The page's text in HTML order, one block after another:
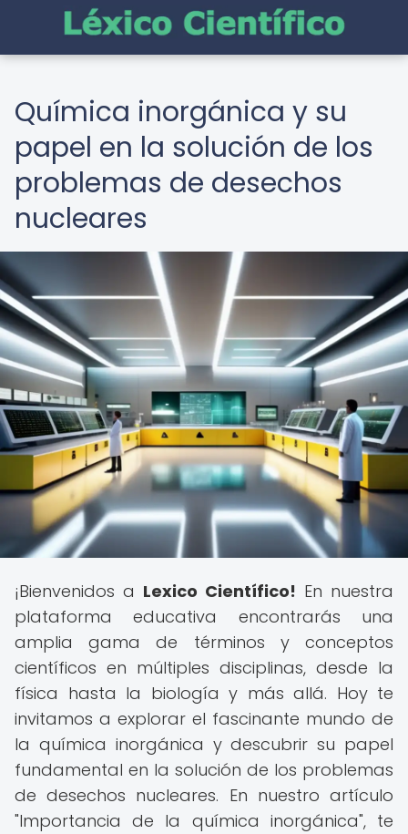
Química inorgánica y su
papel en la solución de los
problemas de desechos
nucleares
¡Bienvenidos a Lexico Científico! En nuestra
plataforma educativa encontrarás una
amplia gama de términos y conceptos
científicos en múltiples disciplinas, desde la
física hasta la biología y más allá. Hoy te
invitamos a explorar el fascinante mundo de
la química inorgánica y descubrir su papel
fundamental en la solución de los problemas
de desechos nucleares. En nuestro artículo
"Importancia de la química inorgánica", te